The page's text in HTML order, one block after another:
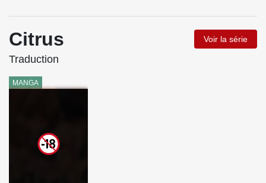
Citrus Voir la série
Traduction
MANGA